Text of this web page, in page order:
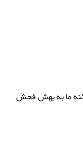
ما به بهش فحش